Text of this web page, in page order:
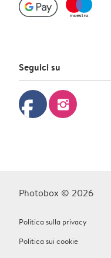
Seguici su
facebook instagram
Photobox © 2026
Politica sulla privacy
Politica sui cookie